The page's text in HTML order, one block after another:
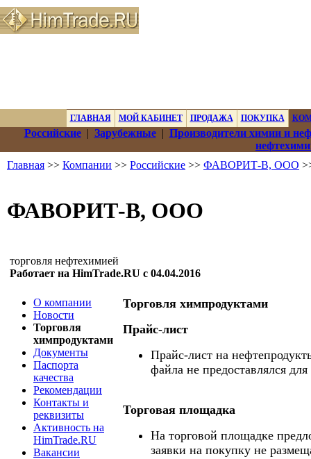
ГЛАВНАЯ МОЙ КАБИНЕТ ПРОДАЖА ПОКУПКА
Российские| Зарубежные| Производители химии и
Главная >> Компании >> Российские >> ФАВОРИТ-В, ООО
ФАВОРИТ-В, ООО
торговля нефтехимией
Работает на HimTrade.RU с 04.04.2016
О компании
Новости
Торговля
химпродуктами
Документы
Паспорта
качества
Рекомендации
Контакты и
реквизиты
Активность на
HimTrade.RU
Вакансии
Торговля химпродуктами
Прайс-лист
Прайс-лист на
файла не предоставлялся
Торговая площадка
На торговой площадке
заявки на покупку не